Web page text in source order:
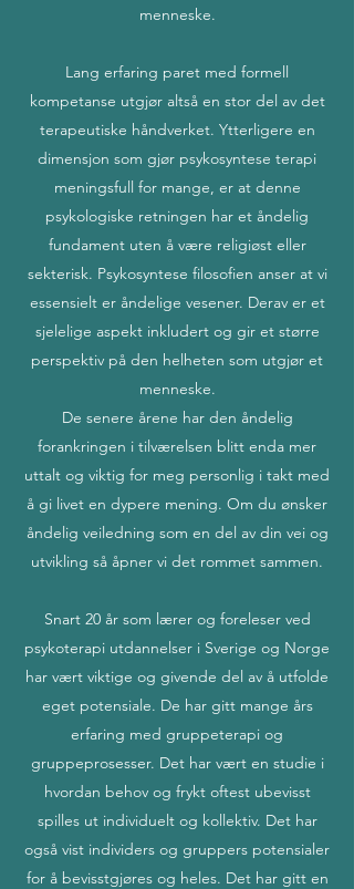
menneske.
Lang erfaring paret med formell
kompetanse utgjør altså en stor del av det
terapeutiske håndverket. Ytterligere en
dimensjon som gjør psykosyntese terapi
meningsfull for mange, er at denne
psykologiske retningen har et åndelig
fundament uten å være religiøst eller
sekterisk. Psykosyntese filosofien anser at vi
essensielt er åndelige vesener. Derav er et
sjelelige aspekt inkludert og gir et større
perspektiv på den helheten som utgjør et
menneske.
De senere årene har den åndelig
forankringen i tilværelsen blitt enda mer
uttalt og viktig for meg personlig i takt med
å gi livet en dypere mening. Om du ønsker
åndelig veiledning som en del av din vei og
utvikling så åpner vi det rommet sammen.
Snart 20 år som lærer og foreleser ved
psykoterapi utdannelser i Sverige og Norge
har vært viktige og givende del av å utfolde
eget potensiale. De har gitt mange års
erfaring med gruppeterapi og
gruppeprosesser. Det har vært en studie i
hvordan behov og frykt oftest ubevisst
spilles ut individuelt og kollektiv. Det har
også vist individers og gruppers potensialer
for å bevisstgjøres og heles. Det har gitt en